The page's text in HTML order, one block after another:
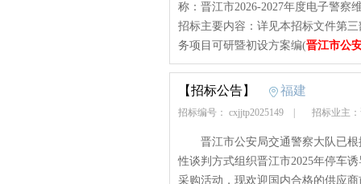
称：晋江市2026-2027年度电子警
招标主要内容：详见本招标文件第
务项目可研暨初设方案编(晋江市公
【招标公告】 福建
招标编号： cxjjtp2025149 招标业主
晋江市公安局交通警察大队已根
性谈判方式组织晋江市2025年停车
采购活动，现欢迎国内合格的供应